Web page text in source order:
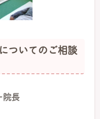
ついてのご相談
院長